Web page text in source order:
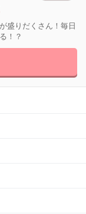
盛りだくさん！毎日
！？